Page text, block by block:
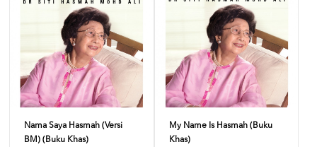
Nama Saya Hasmah (Versi
BM) (Buku Khas)
My Name Is Hasmah (buku
Khas)